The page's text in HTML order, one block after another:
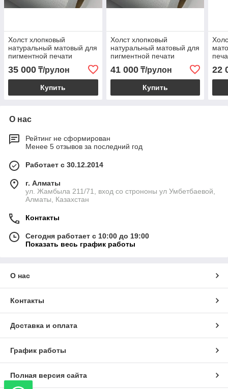
Холст хлопковый
натуральный матовый для
пигментной печати
35 000 ₸/рулон
Купить
Холст хлопковый
натуральный матовый для
пигментной печати
41 000₸/рулон
Купить
22
О нас
Рейтинг не сформирован
Менее 5 отзывов за последний год
Работает с 30.12.2014
г. Алматы
ул. Жамбыла 211/71, вход со строноны ул Умбетбаевой,
Алматы, Казахстан
Контакты
Сегодня работает с 10:00 до 19:00
Показать весь график работы
О нас
Контакты
Доставка и оплата
График работы
Полная версия сайта